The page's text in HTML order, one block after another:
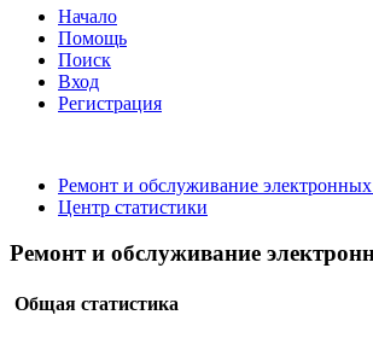
Начало
Помощь
Поиск
Вход
Регистрация
Ремонт и обслуживание электронных
Центр статистики
Ремонт и обслуживание
Общая статистика